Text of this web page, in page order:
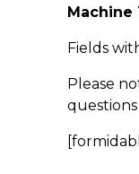
Machine
Fields
Please